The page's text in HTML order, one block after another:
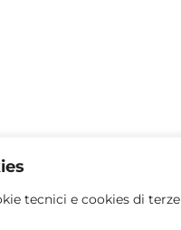
tecnici e cookies di terze